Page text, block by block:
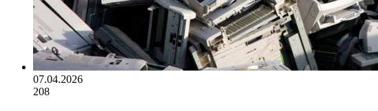
07.04.2026
208